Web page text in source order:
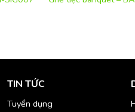
TIN TỨC
Tuyển dụng